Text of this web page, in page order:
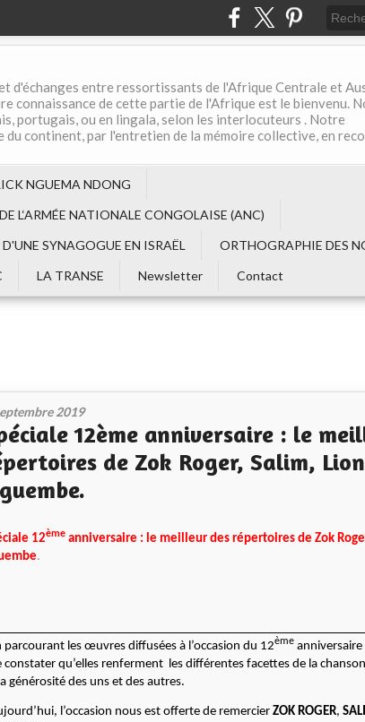
d'échanges entre ressortissants de l'Afrique Centrale et
connaissance de cette partie de l'Afrique est le bienvenu.
portugais, ou en lingala, selon les interlocuteurs . Notre
du continent, par l'entretien de la mémoire collective, en
NGUEMA NDONG
L‘ARMÉE NATIONALE CONGOLAISE (ANC)
SYNAGOGUE EN ISRAËL
ORTHOGRAPHIE DES
LA TRANSE Newsletter Contact
2019
12ème anniversaire : le
de Zok Roger, Salim,
12ème anniversaire : le meilleur des répertoires de Zok
.
parcourant les œuvres diffusées à l’occasion du 12èmeanniversaire
constater qu’elles renferment les différentes facettes de la
générosité des uns et des autres.
l’occasion nous est offerte de remercierZOK ROGER,